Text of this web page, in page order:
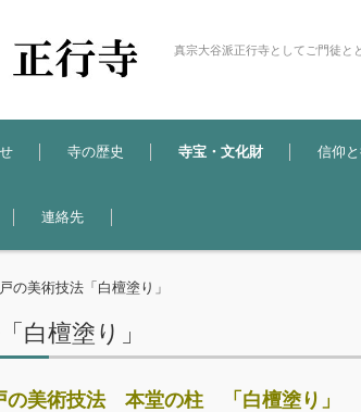
真宗大谷派正行寺としてご門徒と
寺の歴史 寺宝・文化財 信仰
連絡先
の美術技法「白檀塗り」
白檀塗り」
の美術技法 本堂の柱 「白檀塗り」